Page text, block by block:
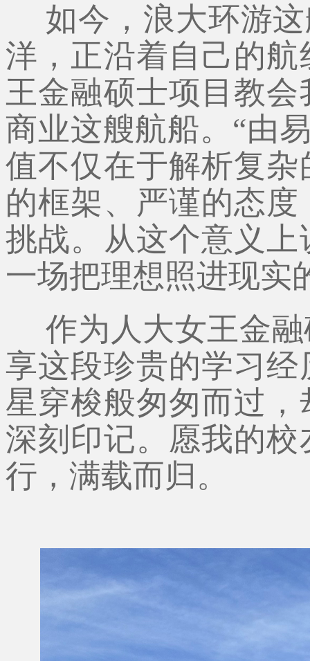
如今，浪大环游
洋，正沿着自己的
王金融硕士项目教
商业这艘航船。“由
值不仅在于解析复
的框架、严谨的态
挑战。从这个意义
一场把理想照进现实
作为人大女王金
享这段珍贵的学习
星穿梭般匆匆而过
深刻印记。愿我的
行，满载而归。